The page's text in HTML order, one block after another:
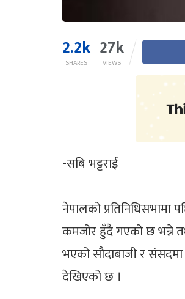
2.2k
SHARES
27k
VIEWS
-सबि भट्टराई
नेपालको प्रतिनिधिसभामा
कमजोर हुँदै गएको छ भन्ने
भएको सौदाबाजी र
देखिएको छ ।